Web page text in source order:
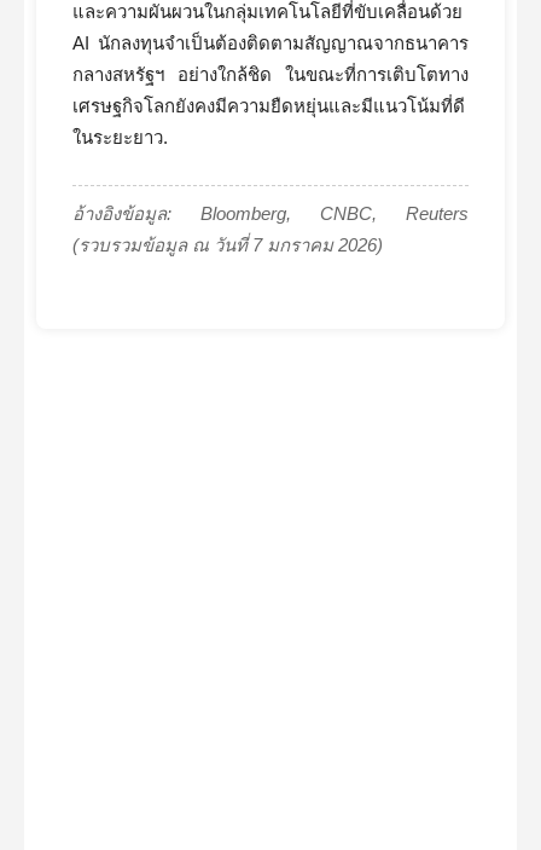
และความผันผวนในกลุ่มเทคโนโลยีที่ขับเคลื่อนด้วย
AI นักลงทุนจำเป็นต้องติดตามสัญญาณจากธนาคาร
กลางสหรัฐฯ อย่างใกล้ชิด ในขณะที่การเติบโตทาง
เศรษฐกิจโลกยังคงมีความยืดหยุ่นและมีแนวโน้มที่ดี
ในระยะยาว.
อ้างอิงข้อมูล: Bloomberg, CNBC, Reuters
(รวบรวมข้อมูล ณ วันที่ 7 มกราคม 2026)